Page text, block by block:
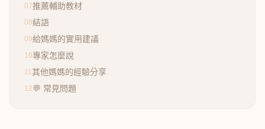
07推薦輔助教材
08結語
09給媽媽的實用建議
10專家怎麼說
11 其他媽媽的經驗分享
12💬 常見問題